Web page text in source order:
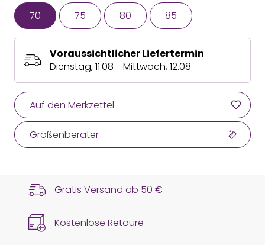
70
75 80 85
Voraussichtlicher Liefertermin
Dienstag, 11.08 - Mittwoch, 12.08
Auf den Merkzettel
Größenberater
Gratis Versand ab 50 €
Kostenlose Retoure